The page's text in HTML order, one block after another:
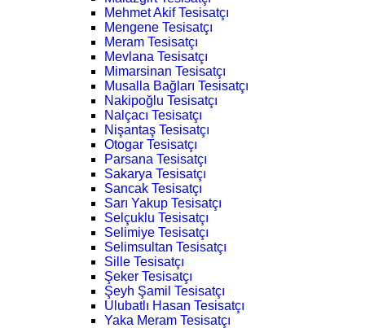
Mehmet Akif Tesisatçı
Mengene Tesisatçı
Meram Tesisatçı
Mevlana Tesisatçı
Mimarsinan Tesisatçı
Musalla Bağları Tesisatçı
Nakipoğlu Tesisatçı
Nalçacı Tesisatçı
Nişantaş Tesisatçı
Otogar Tesisatçı
Parsana Tesisatçı
Sakarya Tesisatçı
Sancak Tesisatçı
Sarı Yakup Tesisatçı
Selçuklu Tesisatçı
Selimiye Tesisatçı
Selimsultan Tesisatçı
Sille Tesisatçı
Şeker Tesisatçı
Şeyh Şamil Tesisatçı
Ulubatlı Hasan Tesisatçı
Yaka Meram Tesisatçı